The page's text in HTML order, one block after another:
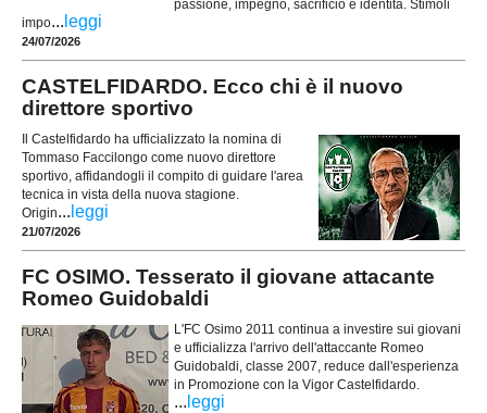
passione, impegno, sacrificio e identità. Stimoli
impo... leggi
24/07/2026
CASTELFIDARDO. Ecco chi è il nuovo
direttore sportivo
Il Castelfidardo ha ufficializzato la nomina di
Tommaso Faccilongo come nuovo direttore
sportivo, affidandogli il compito di guidare l'area
tecnica in vista della nuova stagione.
Origin... leggi
21/07/2026
FC OSIMO. Tesserato il giovane attacante
Romeo Guidobaldi
L'FC Osimo 2011 continua a investire sui giovani
e ufficializza l'arrivo dell'attaccante Romeo
Guidobaldi, classe 2007, reduce dall'esperienza
in Promozione con la Vigor Castelfidardo.
... leggi